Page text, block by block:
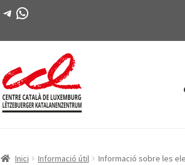
Telegram
WhatsApp
Salta
a
Vés
al
Inici Informació útil Informació sobre les